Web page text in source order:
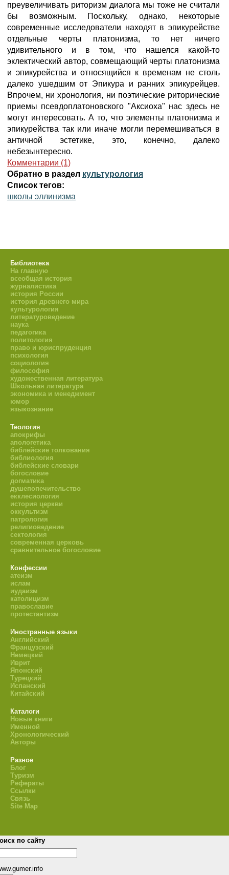
преувеличивать риторизм диалога мы тоже не считали
бы возможным. Поскольку, однако, некоторые
современные исследователи находят в эпикурействе
отдельные черты платонизма, то нет ничего
удивительного и в том, что нашелся какой-то
эклектический автор, совмещающий черты платонизма
и эпикурейства и относящийся к временам не столь
далеко ушедшим от Эпикура и ранних эпикурейцев.
Впрочем, ни хронология, ни поэтические риторические
приемы псевдоплатоновского "Аксиоха" нас здесь не
могут интересовать. А то, что элементы платонизма и
эпикурейства так или иначе могли перемешиваться в
античной эстетике, это, конечно, далеко
небезынтересно.
Комментарии (1)
Обратно в раздел культурология
Список тегов:
школы эллинизма
Библиотека
На главную
всеобщая история
журналистика
история России
история древнего мира
культурология
литературоведение
наука
педагогика
политология
право и юриспруденция
психология
социология
философия
художественная литература
Школьная литература
экономика и менеджмент
юмор
языкознание
Теология
апокрифы
апологетика
библейские толкования
библиология
библейские словари
богословие
догматика
душепопечительство
екклесиология
история церкви
оккультизм
патрология
религиоведение
сектология
современная церковь
сравнительное богословие
Конфессии
атеизм
ислам
иудаизм
католицизм
православие
протестантизм
Иностранные языки
Английский
Французский
Немецкий
Иврит
Японский
Турецкий
Испанский
Китайский
Каталоги
Новые книги
Именной
Хронологический
Авторы
Разное
Блог
Туризм
Рефераты
Ссылки
Связь
Site Map
по сайту